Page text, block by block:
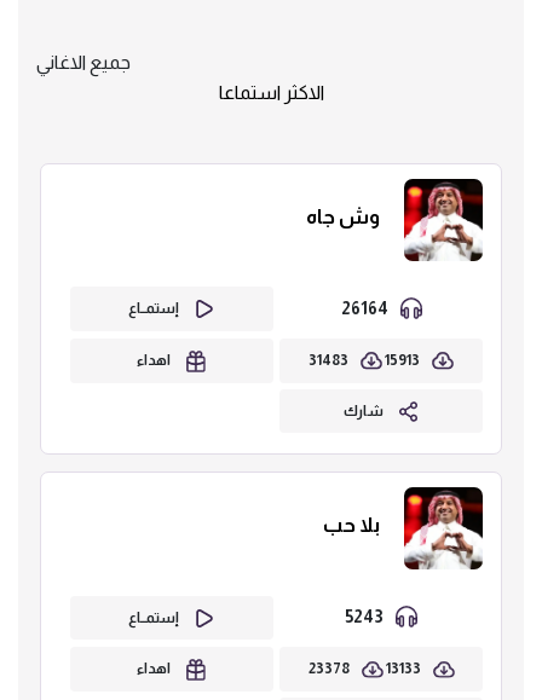
جميع الاغاني
الاكثر استماعا
وش جاه
إستمــاع
15913
31483 اهداء
شارك
بلا حب
إستمــاع
13133
23378 اهداء